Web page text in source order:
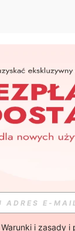
APLIKACJA
Warunki i zasady i